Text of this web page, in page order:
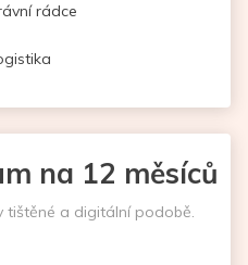
rádce
na 12 měsíců
tištěné a digitální podobě.